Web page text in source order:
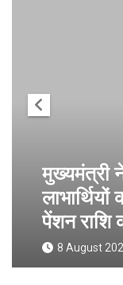
मुख्यमंत्री
लाभार्थियों
पेंशन राशि
8 August 2026